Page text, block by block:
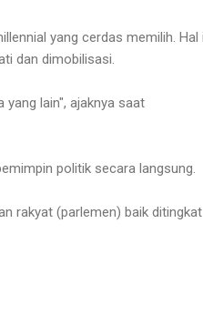
yang cerdas memilih. Hal
dan dimobilisasi.
lain", ajaknya saat
politik secara langsung.
rakyat (parlemen) baik ditingkat